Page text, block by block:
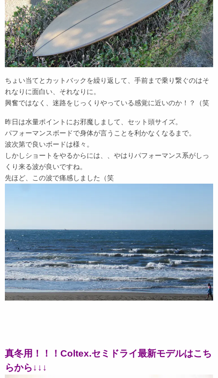
ちょい当てとカットバックを繰り返して、手前まで乗り繋ぐのはそ
れなりに面白い、それなりに。
興奮ではなく、迷路をじっくりやっている感覚に近いのか！？（笑
昨日は水量ポイントにお邪魔しまして、セット頭サイズ。
パフォーマンスボードで身体が言うことを利かなくなるまで。
波次第で良いボードは様々。
しかしショートをやるからには、、やはりパフォーマンス系がしっ
くり来る波が良いですね。
先ほど、この波で痛感しました（笑
真冬用！！！Coltex.セミドライ最新モデルはこち
らから↓↓↓